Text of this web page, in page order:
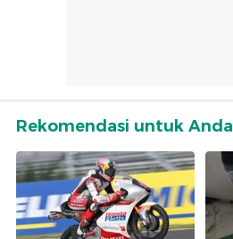
Rekomendasi untuk Anda